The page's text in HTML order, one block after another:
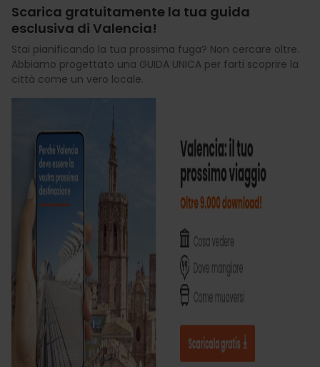
Scarica gratuitamente la tua guida
esclusiva di Valencia!
Stai pianificando la tua prossima fuga? Non cercare oltre.
Abbiamo progettato una GUIDA UNICA per farti scoprire la
città come un vero locale.